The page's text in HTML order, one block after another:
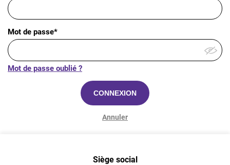
Mot de passe*
Mot de passe oublié ?
CONNEXION
Annuler
Siège social